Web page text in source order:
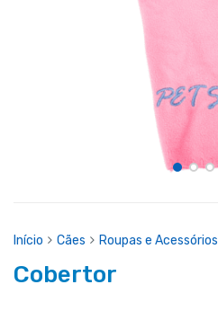
Início Cães Roupas e Acessórios
Cobertor